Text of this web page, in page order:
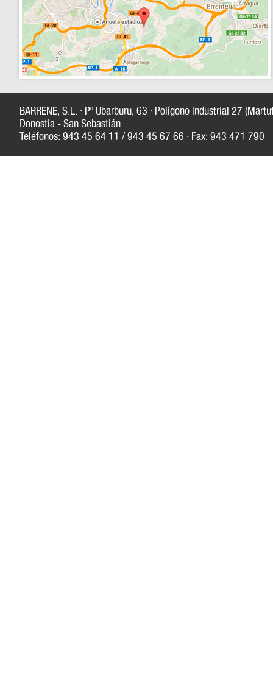
BARRENE, S.L. · Pº Ubarburu, 63 · Polígono Industrial 27
Donostia - San Sebastián
Teléfonos: 943 45 64 11 / 943 45 67 66 · Fax: 943 471 790